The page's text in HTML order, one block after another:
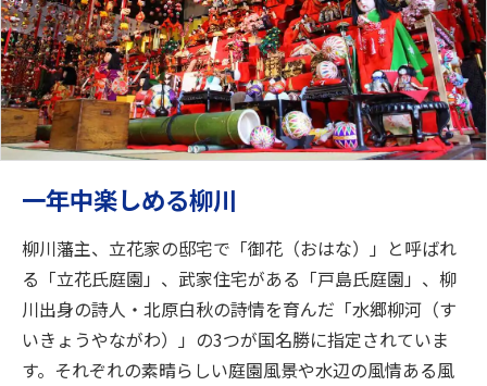
一年中楽しめる柳川
柳川藩主、立花家の邸宅で「御花（おはな）」と呼ばれ
る「立花氏庭園」、武家住宅がある「戸島氏庭園」、柳
川出身の詩人・北原白秋の詩情を育んだ「水郷柳河（す
いきょうやながわ）」の3つが国名勝に指定されていま
す。それぞれの素晴らしい庭園風景や水辺の風情ある風